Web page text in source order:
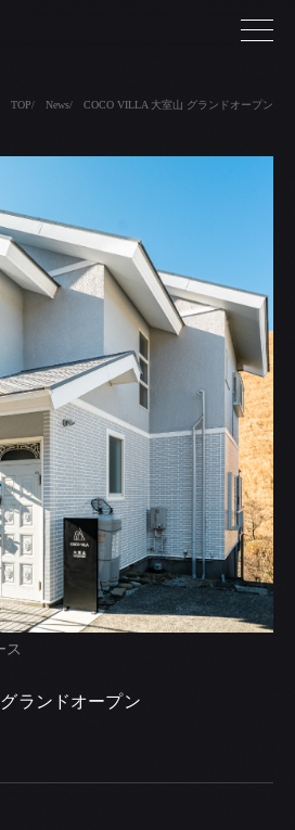
TOP News COCO VILLA 大室山 グランドオープン
ス
ランドオープン